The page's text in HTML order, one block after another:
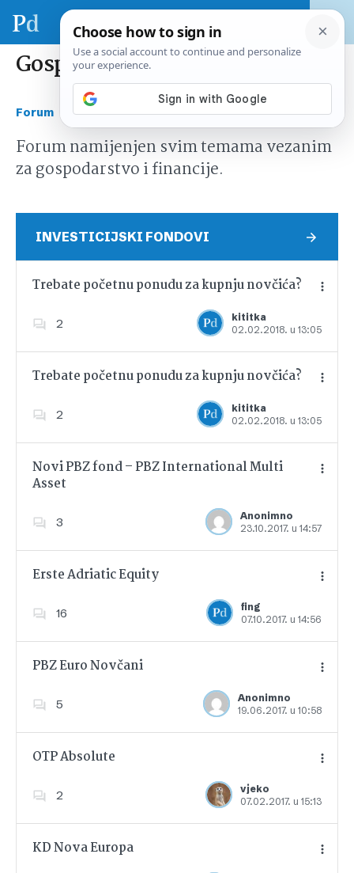
Gospodarstvo i financije
Forum Gospodarstvo i financije
Forum namijenjen svim temama vezanim
za gospodarstvo i financije.
INVESTICIJSKI FONDOVI
Trebate početnu ponudu za kupnju novčića?
2
kititka
02.02.2018. u 13:05
Dodajte u favorite
Trebate početnu ponudu za kupnju novčića?
2
kititka
02.02.2018. u 13:05
Dodajte u favorite
Novi PBZ fond – PBZ International Multi
Asset
3
Anonimno
23.10.2017. u 14:57
Dodajte u favorite
Erste Adriatic Equity
16
fing
07.10.2017. u 14:56
Dodajte u favorite
PBZ Euro Novčani
5
Anonimno
19.06.2017. u 10:58
Dodajte u favorite
OTP Absolute
2
vjeko
07.02.2017. u 15:13
Dodajte u favorite
KD Nova Europa